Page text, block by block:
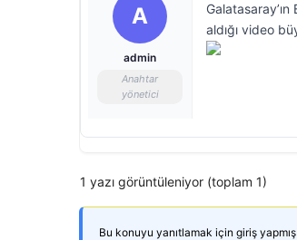
A
admin
Anahtar
yönetici
aldığı video
1 yazı görüntüleniyor (toplam 1)
Bu konuyu yanıtlamak için giriş yapmış